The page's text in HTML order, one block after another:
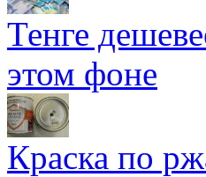
Тенге
этом фоне
Краска по